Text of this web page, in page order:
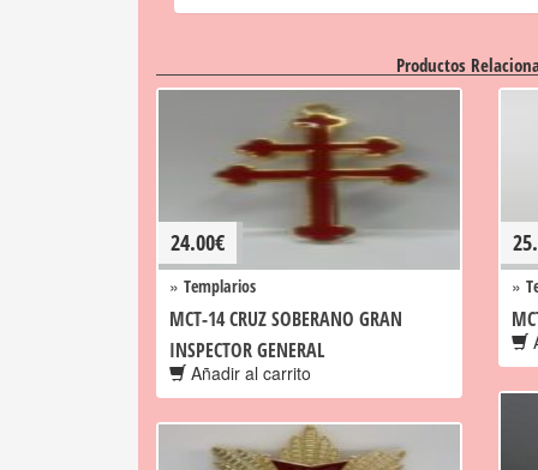
Productos
24.00€
» Templarios
MCT-14 CRUZ SOBERANO GRAN
INSPECTOR GENERAL
Añadir al carrito
»